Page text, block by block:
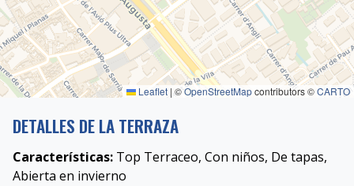
Leaflet | ©OpenStreetMapcontributors ©CARTO
DETALLES DE LA TERRAZA
Características: Top Terraceo, Con niños, De tapas,
Abierta en invierno